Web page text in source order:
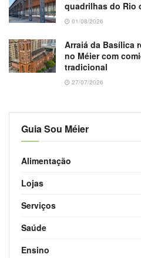
quadrilhas do Rio
01/08/2026
Arraiá da Basílica
no Méier com
tradicional
27/07/2026
Guia Sou Méier
Alimentação
Lojas
Serviços
Saúde
Ensino